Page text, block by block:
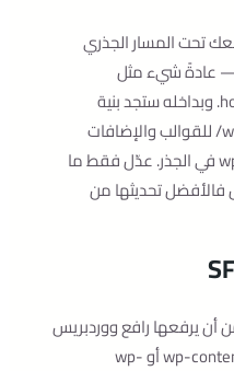
تحت المسار الجذري
عادةً شيء مثل
. وبداخله ستجد بنية
للقوالب والإضافات
في الجذر. عدّل فقط ما
فالأفضل تحديثها من
أن يرفعها رافع ووردبريس
— ضعها في wp-content/themes أو wp-